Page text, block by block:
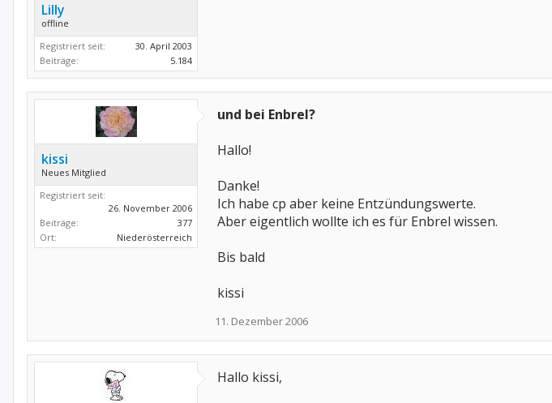
Lilly
offline
Registriert seit:
30. April 2003
Beiträge:
5.184
kissi
Neues Mitglied
Registriert seit:
26. November 2006
Beiträge:
377
Ort:
Niederösterreich
und bei Enbrel?
Hallo!
Danke!
Ich habe cp aber keine Entzündungswerte.
Aber eigentlich wollte ich es für Enbrel wissen.
Bis bald
kissi
11. Dezember 2006
Hallo kissi,